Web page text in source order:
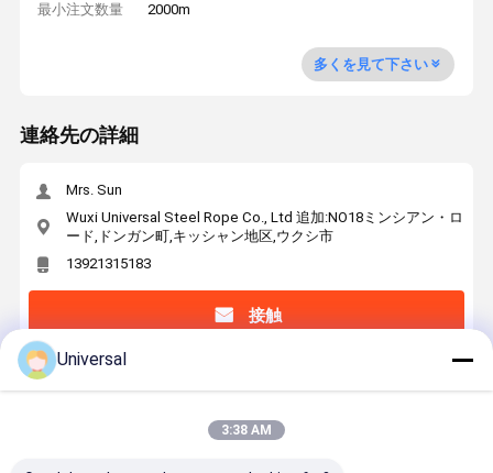
最小注文数量 2000m
多くを見て下さい
連絡先の詳細
Mrs. Sun
Wuxi Universal Steel Rope Co., Ltd 追加:NO18ミンシアン・ロ
ード,ドンガン町,キッシャン地区,ウクシ市
13921315183
接触
最高の価格で
Universal
3:38 AM